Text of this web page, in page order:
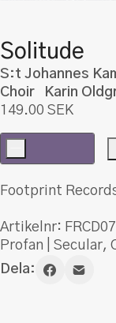
Solitude
S:t Johannes
Choir Karin
149.00 SEK
Solitude
Footprint
Artikelnr:
Profan | Secular,
Dela: